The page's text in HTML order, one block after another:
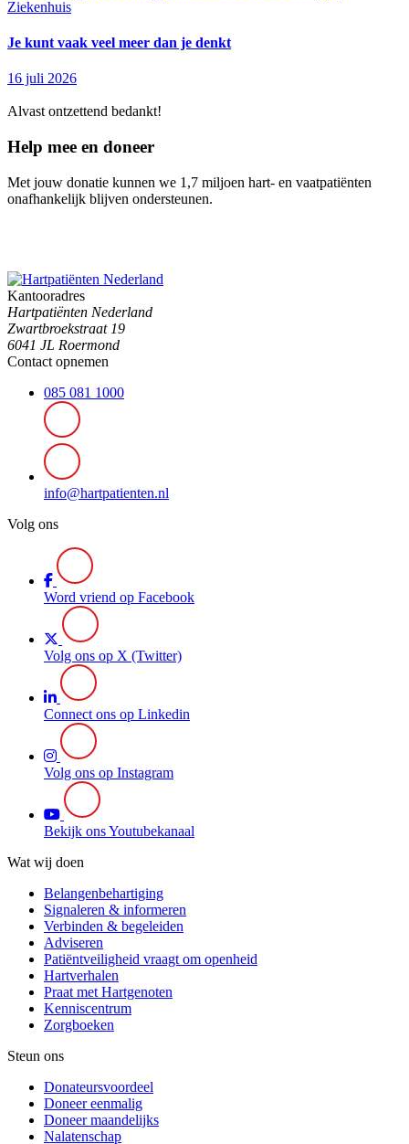
Ziekenhuis
Je kunt vaak veel meer dan je denkt
16 juli 2026
Alvast ontzettend bedankt!
Help mee en doneer
Met jouw donatie kunnen we 1,7 miljoen hart- en vaatpatiënten
onafhankelijk blijven ondersteunen.
Kantooradres
Hartpatiënten Nederland
Zwartbroekstraat 19
6041 JL Roermond
Contact opnemen
085 081 1000
info@hartpatienten.nl
Volg ons
Word vriend op Facebook
Volg ons op X (Twitter)
Connect ons op Linkedin
Volg ons op Instagram
Bekijk ons Youtubekanaal
Wat wij doen
Belangenbehartiging
Signaleren & informeren
Verbinden & begeleiden
Adviseren
Patiëntveiligheid vraagt om openheid
Hartverhalen
Praat met Hartgenoten
Kenniscentrum
Zorgboeken
Steun ons
Donateursvoordeel
Doneer eenmalig
Doneer maandelijks
Nalatenschap